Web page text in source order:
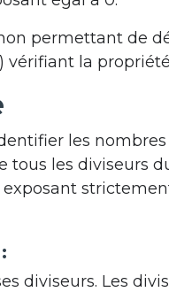
permettant de
vérifiant la
les
tous les diviseurs
:
diviseurs. Les